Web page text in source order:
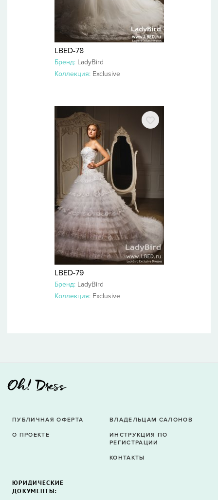
LBED-78
Бренд: LadyBird
Коллекция: Exclusive
LBED-79
Бренд: LadyBird
Коллекция: Exclusive
ПУБЛИЧНАЯ ОФЕРТА
О ПРОЕКТЕ
ВЛАДЕЛЬЦАМ САЛОНОВ
ИНСТРУКЦИЯ ПО
РЕГИСТРАЦИИ
КОНТАКТЫ
ЮРИДИЧЕСКИЕ
ДОКУМЕНТЫ: